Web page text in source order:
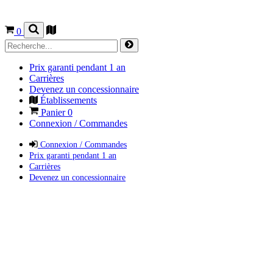
0
Prix garanti pendant 1 an
Carrières
Devenez un concessionnaire
Établissements
Panier0
Connexion / Commandes
Connexion / Commandes
Prix garanti pendant 1 an
Carrières
Devenez un concessionnaire